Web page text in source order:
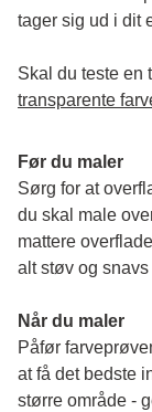
tager sig ud i dit
transparente
Før du maler
Sørg for at
du skal male
mattere
alt støv og
Når du maler
Påfør
at få det bedste
større område -